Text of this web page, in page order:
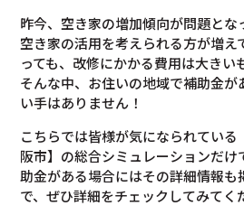
昨今、空き家の増加傾向が問題とな
空き家の活用を考えられる方が増え
っても、改修にかかる費用は大きい
そんな中、お住いの地域で補助金が
い手はありません！
こちらでは皆様が気になられてい
阪市】の総合シミュレーションだ
助金がある場合にはその詳細情報も
で、ぜひ詳細をチェックしてみてく